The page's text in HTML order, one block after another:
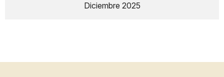
Diciembre 2025